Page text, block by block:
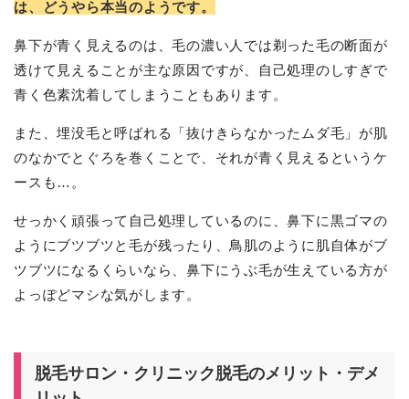
は、どうやら本当のようです。
鼻下が青く見えるのは、毛の濃い人では剃った毛の断面が
透けて見えることが主な原因ですが、自己処理のしすぎで
青く色素沈着してしまうこともあります。
また、埋没毛と呼ばれる「抜けきらなかったムダ毛」が肌
のなかでとぐろを巻くことで、それが青く見えるというケ
ースも…。
せっかく頑張って自己処理しているのに、鼻下に黒ゴマの
ようにブツブツと毛が残ったり、鳥肌のように肌自体がブ
ツブツになるくらいなら、鼻下にうぶ毛が生えている方が
よっぽどマシな気がします。
脱毛サロン・クリニック脱毛のメリット・デメ